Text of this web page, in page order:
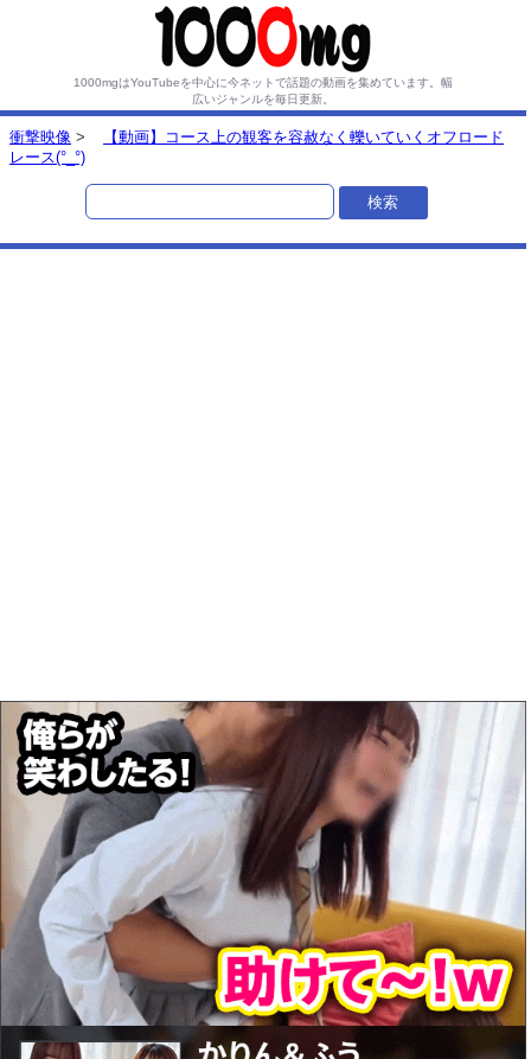
1000mgはYouTubeを中心に今ネットで話題の動画を集めています。 幅
広いジャンルを毎日更新。
衝撃映像 >
【動画】コース上の観客を容赦なく轢いていくオフロード
レース(°_°)